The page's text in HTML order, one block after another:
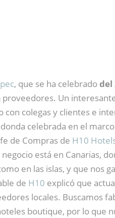
, que se ha celebrado del
proveedores. Un
con colegas y clientes e
celebrada en el
de Compras de H10
está en Canarias,
en las islas, y que nos
de H10 explicó que
locales. Buscamos
boutique, por lo que